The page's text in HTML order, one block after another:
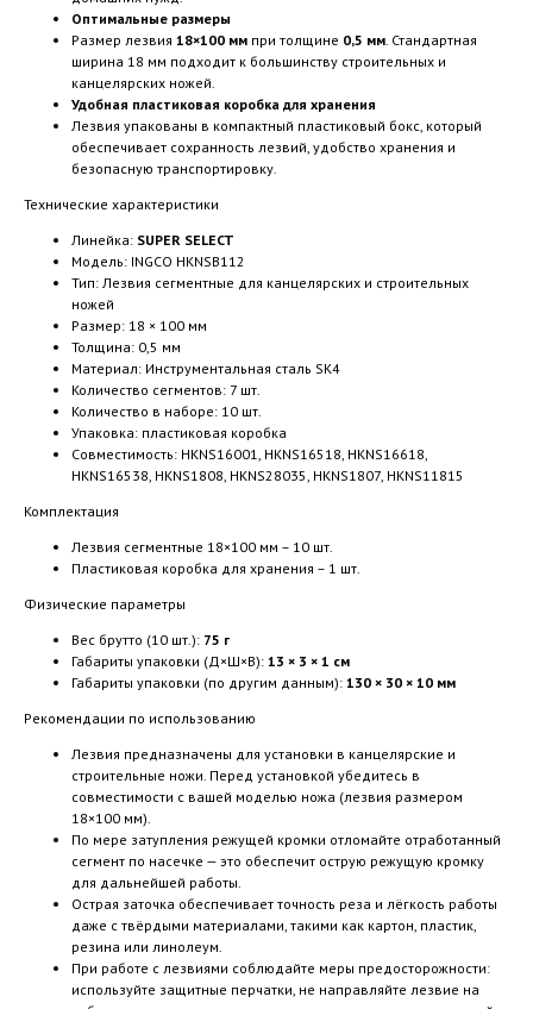
Оптимальные размеры
Размер лезвия 18×100 мм при толщине 0,5 мм. Стандартная
ширина 18 мм подходит к большинству строительных и
канцелярских ножей.
Удобная пластиковая коробка для хранения
Лезвия упакованы в компактный пластиковый бокс, который
обеспечивает сохранность лезвий, удобство хранения и
безопасную транспортировку.
Технические характеристики
Линейка: SUPER SELECT
Модель: INGCO HKNSB112
Тип: Лезвия сегментные для канцелярских и строительных
ножей
Размер: 18 × 100 мм
Толщина: 0,5 мм
Материал: Инструментальная сталь SK4
Количество сегментов: 7 шт.
Количество в наборе: 10 шт.
Упаковка: пластиковая коробка
Совместимость: HKNS16001, HKNS16518, HKNS16618,
HKNS16538, HKNS1808, HKNS28035, HKNS1807, HKNS11815
Комплектация
Лезвия сегментные 18×100 мм – 10 шт.
Пластиковая коробка для хранения – 1 шт.
Физические параметры
Вес брутто (10 шт.): 75 г
Габариты упаковки (Д×Ш×В): 13 × 3 × 1 см
Габариты упаковки (по другим данным): 130 × 30 × 10 мм
Рекомендации по использованию
Лезвия предназначены для установки в канцелярские и
строительные ножи. Перед установкой убедитесь в
совместимости с вашей моделью ножа (лезвия размером
18×100 мм).
По мере затупления режущей кромки отломайте отработанный
сегмент по насечке — это обеспечит острую режущую кромку
для дальнейшей работы.
Острая заточка обеспечивает точность реза и лёгкость работы
даже с твёрдыми материалами, такими как картон, пластик,
резина или линолеум.
При работе с лезвиями соблюдайте меры предосторожности:
используйте защитные перчатки, не направляйте лезвие на